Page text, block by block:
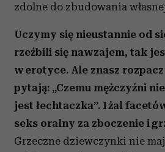
zdolne do zbudowania
Uczymy się nieustannie od
rzeźbili się nawzajem, tak
w erotyce. Ale znasz
pytają: „Czemu mężczyźni
jest łechtaczka”. I żal
seks oralny za zboczenie i
Grzeczne dziewczynki nie